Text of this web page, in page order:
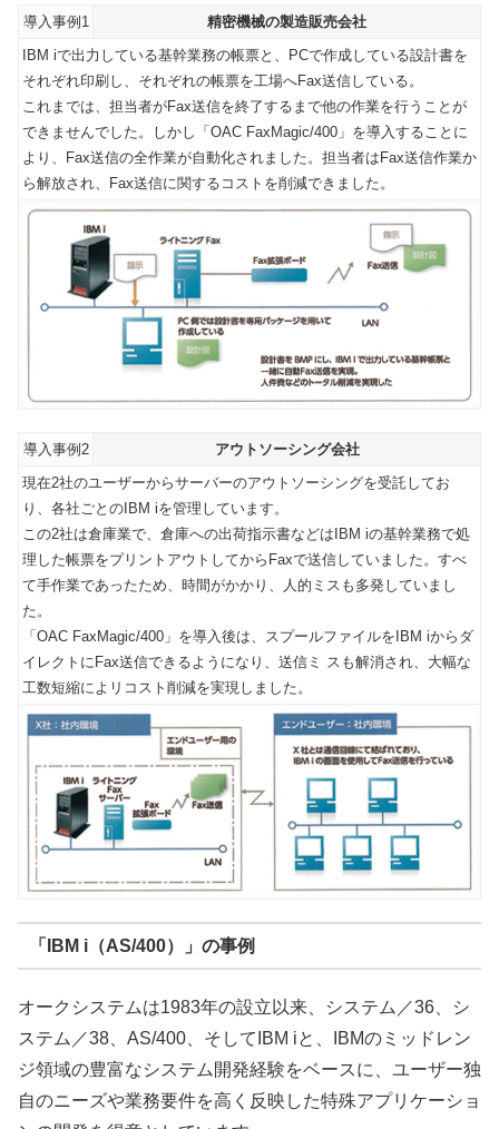
導入事例1
精密機械の製造販売会社
IBM iで出力している基幹業務の帳票と、PCで作成している設計書を
それぞれ印刷し、それぞれの帳票を工場へFax送信している。
これまでは、担当者がFax送信を終了するまで他の作業を行うことが
できませんでした。しかし「OAC FaxMagic/400」を導入することに
より、Fax送信の全作業が自動化されました。担当者はFax送信作業か
ら解放され、Fax送信に関するコストを削減できました。
導入事例2
アウトソーシング会社
現在2社のユーザーからサーバーのアウトソーシングを受託してお
り、各社ごとのIBM iを管理しています。
この2社は倉庫業で、倉庫への出荷指示書などはIBM iの基幹業務で処
理した帳票をプリントアウトしてからFaxで送信していました。すべ
て手作業であったため、時間がかかり、人的ミスも多発していまし
た。
「OAC FaxMagic/400」を導入後は、スプールファイルをIBM iからダ
イレクトにFax送信できるようになり、送信ミ スも解消され、大幅な
工数短縮によリコスト削減を実現しました。
「IBM i（AS/400）」の事例
オークシステムは1983年の設立以来、システム／36、シ
ステム／38、AS/400、そしてIBM iと、IBMのミッドレン
ジ領域の豊富なシステム開発経験をベースに、ユーザー独
自のニーズや業務要件を高く反映した特殊アプリケーショ